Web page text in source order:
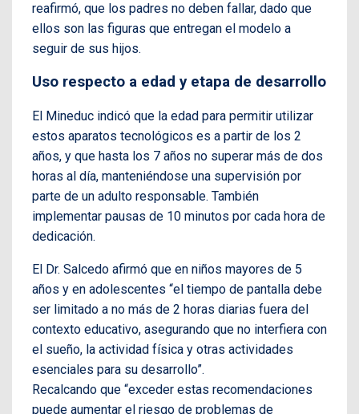
reafirmó, que los padres no deben fallar, dado que
ellos son las figuras que entregan el modelo a
seguir de sus hijos.
Uso respecto a edad y etapa de desarrollo
El Mineduc indicó que la edad para permitir utilizar
estos aparatos tecnológicos es a partir de los 2
años, y que hasta los 7 años no superar más de dos
horas al día, manteniéndose una supervisión por
parte de un adulto responsable. También
implementar pausas de 10 minutos por cada hora de
dedicación.
El Dr. Salcedo afirmó que en niños mayores de 5
años y en adolescentes “el tiempo de pantalla debe
ser limitado a no más de 2 horas diarias fuera del
contexto educativo, asegurando que no interfiera con
el sueño, la actividad física y otras actividades
esenciales para su desarrollo”.
Recalcando que “exceder estas recomendaciones
puede aumentar el riesgo de problemas de